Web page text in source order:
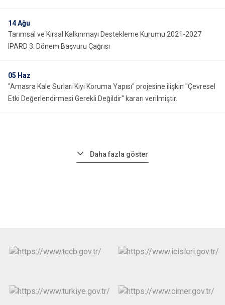
14Ağu
Tarımsal ve Kırsal Kalkınmayı Destekleme Kurumu 2021-2027
IPARD 3. Dönem Başvuru Çağrısı
05 Haz
"Amasra Kale Surları Kıyı Koruma Yapısı" projesine ilişkin "Çevresel
Etki Değerlendirmesi Gerekli Değildir" kararı verilmiştir.
Daha fazla göster